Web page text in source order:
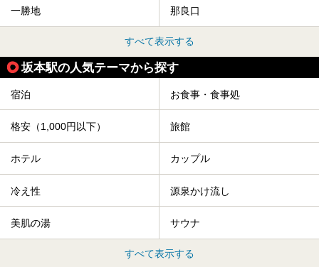
一勝地 那良口
すべて表示する
坂本駅の人気テーマから探す
宿泊 お食事・食事処
格安（1,000円以下） 旅館
ホテル カップル
冷え性 源泉かけ流し
美肌の湯 サウナ
すべて表示する